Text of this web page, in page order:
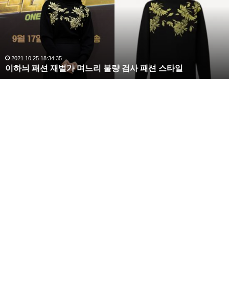
패
션
며
느
리
2021.10.25 18:34:35
이하늬 패션 재벌가 며느리 불량 검사 패션 스타일